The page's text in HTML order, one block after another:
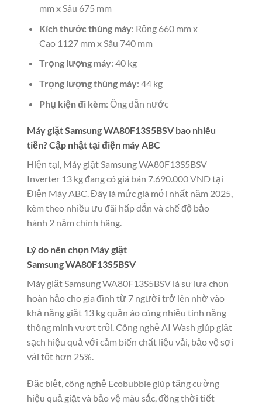
mm x Sâu 675 mm
Kích thước thùng máy: Rộng 660 mm x
Cao 1127 mm x Sâu 740 mm
Trọng lượng máy: 40 kg
Trọng lượng thùng máy: 44 kg
Phụ kiện đi kèm: Ống dẫn nước
Máy giặt Samsung WA80F13S5BSV bao nhiêu
tiền? Cập nhật tại điện máy ABC
Hiện tại, Máy giặt Samsung WA80F13S5BSV
Inverter 13 kg đang có giá bán 7.690.000 VND tại
Điện Máy ABC. Đây là mức giá mới nhất năm 2025,
kèm theo nhiều ưu đãi hấp dẫn và chế độ bảo
hành 2 năm chính hãng.
Lý do nên chọn Máy giặt
Samsung WA80F13S5BSV
Máy giặt Samsung WA80F13S5BSV là sự lựa chọn
hoàn hảo cho gia đình từ 7 người trở lên nhờ vào
khả năng giặt 13 kg quần áo cùng nhiều tính năng
thông minh vượt trội. Công nghệ AI Wash giúp giặt
sạch hiệu quả với cảm biến chất liệu vải, bảo vệ sợi
vải tốt hơn 25%.
Đặc biệt, công nghệ Ecobubble giúp tăng cường
hiệu quả giặt và bảo vệ màu sắc, đồng thời tiết